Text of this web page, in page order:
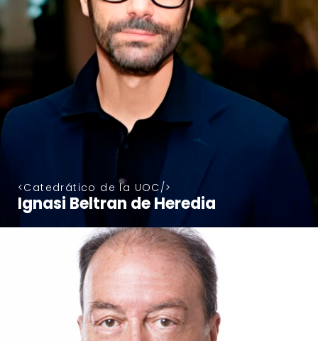
Catedrático de la UOC
Ignasi Beltran de Heredia